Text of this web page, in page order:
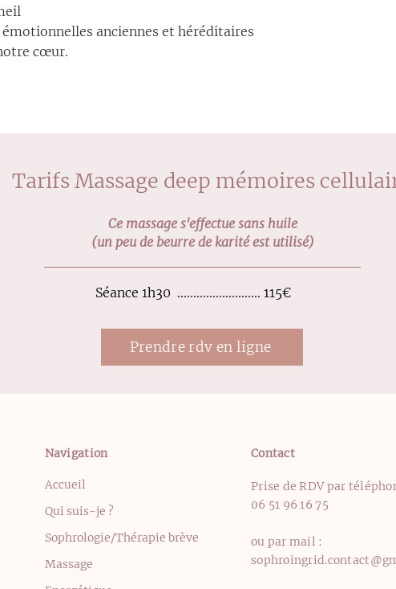
anciennes et héréditaires
cœur.
Tarifs Massage deep mémoires
Ce massage s'effectue sans huile
(un peu de beurre de karité est utilisé)
Séance 1h30 .......................... 115€
Prendre rdv en ligne
Navigation
Accueil
Qui suis-je ?
Sophrologie/Thérapie brève
Massage
Contact
Prise de RDV par
06 51 96 16 75
ou par mail :